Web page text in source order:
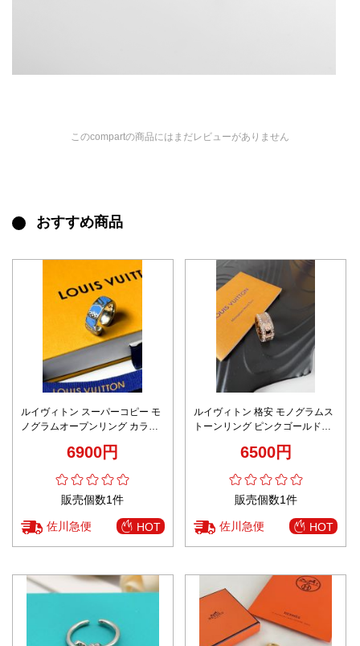
このcompartの商品にはまだレビューがありません
おすすめ商品
ルイヴィトン スーパーコピー モ
ノグラムオープンリング カラー
6900円
販売個数1件
佐川急便 HOT
ルイヴィトン 格安 モノグラムス
トーンリング ピンクゴールドジ
6500円
販売個数1件
佐川急便 HOT